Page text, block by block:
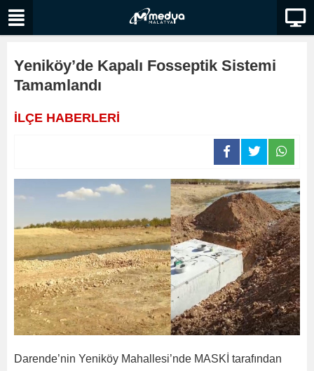
Yeniköy’de Kapalı Fosseptik Sistemi
Tamamlandı
İLÇE HABERLERİ
Darende’nin Yeniköy Mahallesi’nde MASKİ tarafından